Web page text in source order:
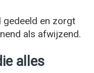
en zorgt
als afwijzend.
alles